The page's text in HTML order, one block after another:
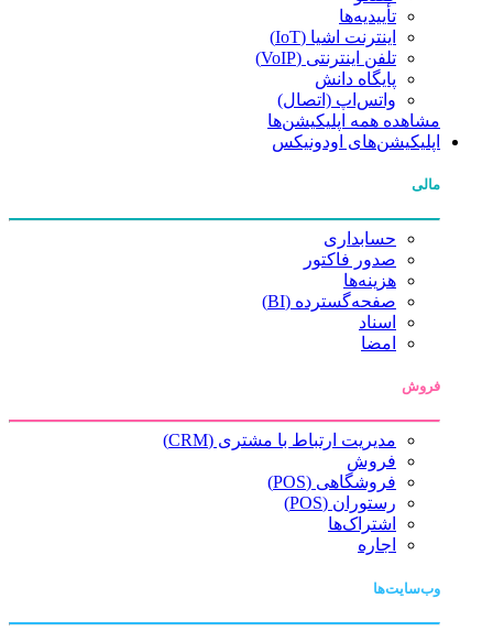
تأییدیه‌ها
اینترنت اشیا (IoT)
تلفن اینترنتی (VoIP)
پایگاه دانش
واتس‌اپ (اتصال)
مشاهده همه اپلیکیشن‌ها
اپلیکیشن‌های اودونیکس
مالی
حسابداری
صدور فاکتور
هزینه‌ها
صفحه‌گسترده (BI)
اسناد
امضا
فروش
مدیریت ارتباط با مشتری (CRM)
فروش
فروشگاهی (POS)
رستوران (POS)
اشتراک‌ها
اجاره
وب‌سایت‌ها